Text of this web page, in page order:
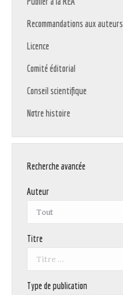
Recommandations aux auteurs
Licence
Comité éditorial
Conseil scientifique
Notre histoire
Recherche avancée
Auteur
Titre
Type de publication